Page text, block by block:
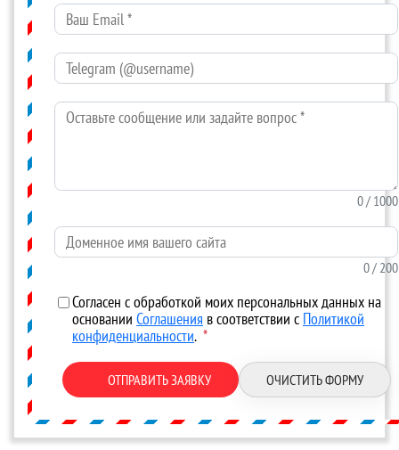
Ваш Email *
Telegram (@username)
Оставьте сообщение или задайте вопрос
0/ 1000
Доменное имя вашего сайта
0/ 200
Согласен с обработкой моих персональных данных на
основании Соглашения в соответствии с Политикой
конфиденциальности. *
ОТПРАВИТЬ ЗАЯВКУ ОЧИСТИТЬ ФОРМУ